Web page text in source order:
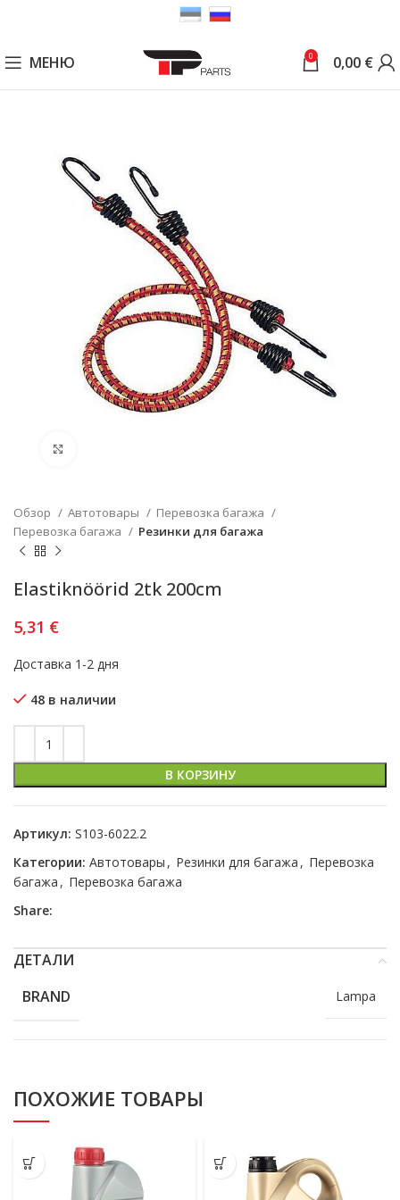
МЕНЮ 0 0,00 €
Обзор Автотовары
Перевозка багажа
Перевозка багажа
Резинки для багажа
Elastiknöörid 2tk 200cm
5,31 €
Доставка 1-2 дня
48 в наличии
В КОРЗИНУ
Артикул: S103-6022.2
Категории: Автотовары , Резинки для багажа , Перевозка
багажа , Перевозка багажа
Share:
ДЕТАЛИ
BRAND
Lampa
ПОХОЖИЕ ТОВАРЫ